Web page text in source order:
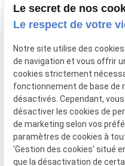
44 Avenue de
91160
Du
De 9h00 à
Le Lundi
Mentions
légales
Politique
Le secret de nos
Le respect de votre
Notre site utilise des
de navigation et vous offrir
cookies strictement
fonctionnement de base de
désactivés. Cependant,
désactiver les cookies de
de marketing selon vos
paramètres de cookies à
'Gestion des cookies' situé
que la désactivation de